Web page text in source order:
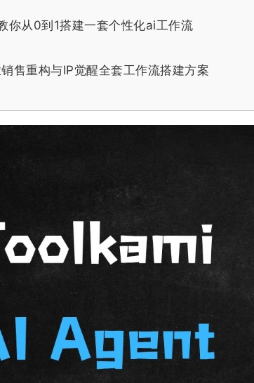
你从0到1搭建一套个性化ai工作流
售重构与IP觉醒全套工作流搭建方案